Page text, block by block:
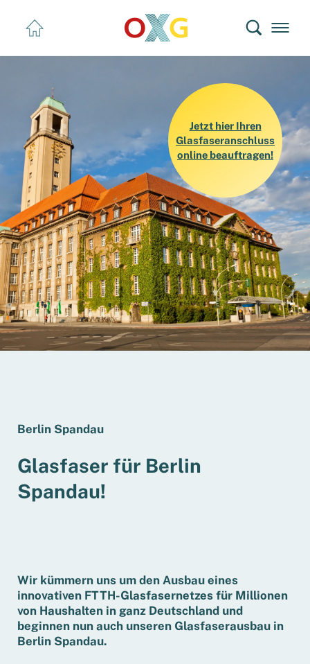
Berlin Spandau
Glasfaser für Berlin
Spandau!
Jetzt hier Ihren
Glasfaseranschluss
online beauftragen!
Wir kümmern uns um den Ausbau eines
innovativen FTTH-Glasfasernetzes für Millionen
von Haushalten in ganz Deutschland und
beginnen nun auch unseren Glasfaserausbau in
Berlin Spandau.